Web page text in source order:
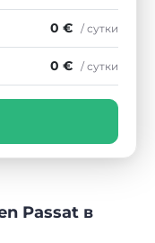
0 € / сутки
0 € / сутки
Passat в